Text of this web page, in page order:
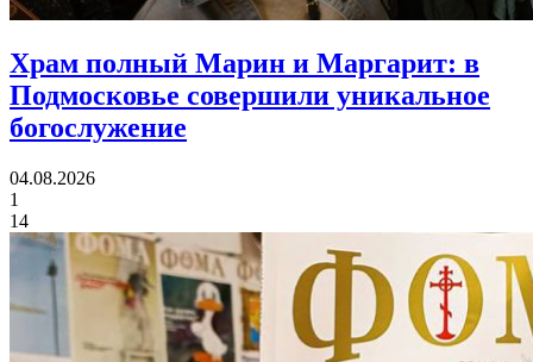
Храм полный Марин и Маргарит: в
Подмосковье совершили уникальное
богослужение
04.08.2026
1
14